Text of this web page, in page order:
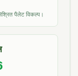
पैलेट विकल्प।